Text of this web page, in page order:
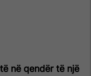
në qendër të një